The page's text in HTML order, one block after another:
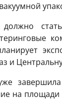
и
завершила
на